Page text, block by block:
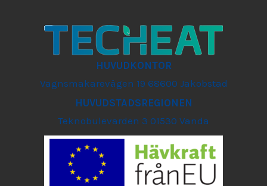
HUVUDKONTOR
Vagnsmakarevägen 19 68600 Jakobstad
HUVUDSTADSREGIONEN
Teknobulevarden 3 01530 Vanda